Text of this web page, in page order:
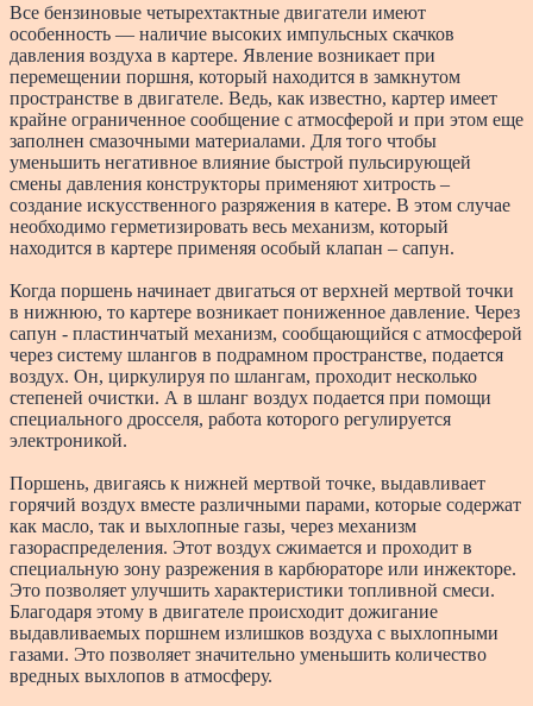
Все бензиновые четырехтактные двигатели имеют
особенность — наличие высоких импульсных скачков
давления воздуха в картере. Явление возникает при
перемещении поршня, который находится в замкнутом
пространстве в двигателе. Ведь, как известно, картер имеет
крайне ограниченное сообщение с атмосферой и при этом еще
заполнен смазочными материалами. Для того чтобы
уменьшить негативное влияние быстрой пульсирующей
смены давления конструкторы применяют хитрость –
создание искусственного разряжения в катере. В этом случае
необходимо герметизировать весь механизм, который
находится в картере применяя особый клапан – сапун.
Когда поршень начинает двигаться от верхней мертвой точки
в нижнюю, то картере возникает пониженное давление. Через
сапун - пластинчатый механизм, сообщающийся с атмосферой
через систему шлангов в подрамном пространстве, подается
воздух. Он, циркулируя по шлангам, проходит несколько
степеней очистки. А в шланг воздух подается при помощи
специального дросселя, работа которого регулируется
электроникой.
Поршень, двигаясь к нижней мертвой точке, выдавливает
горячий воздух вместе различными парами, которые содержат
как масло, так и выхлопные газы, через механизм
газораспределения. Этот воздух сжимается и проходит в
специальную зону разрежения в карбюраторе или инжекторе.
Это позволяет улучшить характеристики топливной смеси.
Благодаря этому в двигателе происходит дожигание
выдавливаемых поршнем излишков воздуха с выхлопными
газами. Это позволяет значительно уменьшить количество
вредных выхлопов в атмосферу.